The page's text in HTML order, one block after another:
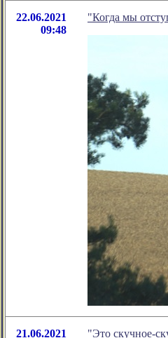
22.06.2021
09:48
"Когда мы
21.06.2021 "Это скучное-